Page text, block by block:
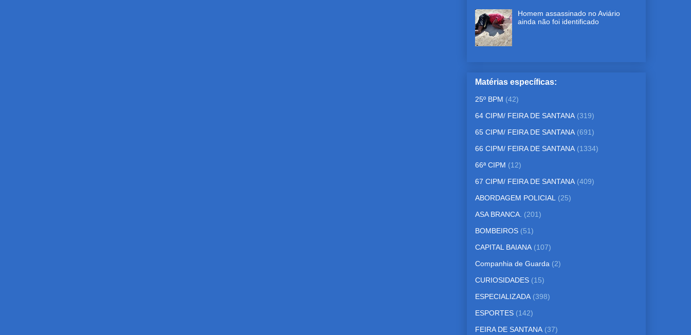
Homem assassinado no Aviário
ainda não foi identificado
Matérias específicas:
25º BPM (42)
64 CIPM/ FEIRA DE SANTANA (319)
65 CIPM/ FEIRA DE SANTANA (691)
66 CIPM/ FEIRA DE SANTANA (1334)
66ª CIPM (12)
67 CIPM/ FEIRA DE SANTANA (409)
ABORDAGEM POLICIAL (25)
ASA BRANCA. (201)
BOMBEIROS (51)
CAPITAL BAIANA (107)
Companhia de Guarda (2)
CURIOSIDADES (15)
ESPECIALIZADA (398)
ESPORTES (142)
FEIRA DE SANTANA (37)